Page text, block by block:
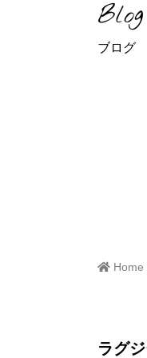
Blog
ブログ
Home
ラグ